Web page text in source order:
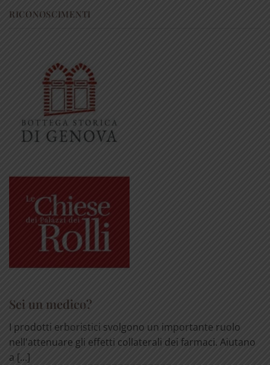
RICONOSCIMENTI
Sei un medico?
I prodotti erboristici svolgono un importante ruolo
nell'attenuare gli effetti collaterali dei farmaci. Aiutano
a [...]